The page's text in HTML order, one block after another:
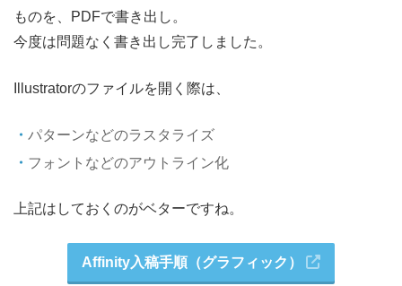
ものを、PDFで書き出し。
今度は問題なく書き出し完了しました。
Illustratorのファイルを開く際は、
パターンなどのラスタライズ
フォントなどのアウトライン化
上記はしておくのがベターですね。
Affinity入稿手順（グラフィック）